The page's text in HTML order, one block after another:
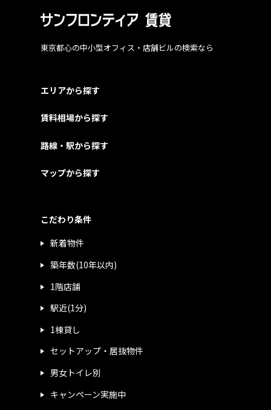
東京都心の中小型オフィス・店舗ビルの検索なら
エリアから探す
賃料相場から探す
路線・駅から探す
マップから探す
こだわり条件
新着物件
築年数(10年以内)
1階店舗
駅近(1分)
1棟貸し
セットアップ・居抜物件
男女トイレ別
キャンペーン実施中